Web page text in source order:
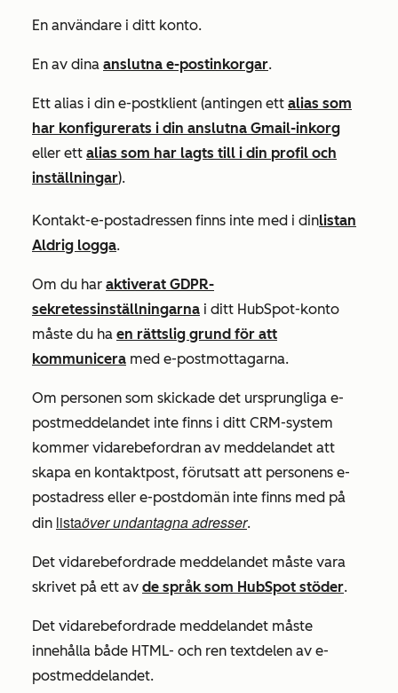
En användare i ditt konto.
En av dina anslutna e-postinkorgar.
Ett alias i din e-postklient (antingen ett alias som
har konfigurerats i din anslutna Gmail-inkorg
eller ett alias som har lagts till i din profil och
inställningar).
Kontakt-e-postadressen finns inte med i dinlistan
Aldrig logga.
Om du har aktiverat GDPR-
sekretessinställningarna i ditt HubSpot-konto
måste du ha en rättslig grund för att
kommunicera med e-postmottagarna.
Om personen som skickade det ursprungliga e-
postmeddelandet inte finns i ditt CRM-system
kommer vidarebefordran av meddelandet att
skapa en kontaktpost, förutsatt att personens e-
postadress eller e-postdomän inte finns med på
din listaöver undantagna adresser.
Det vidarebefordrade meddelandet måste vara
skrivet på ett av de språk som HubSpot stöder.
Det vidarebefordrade meddelandet måste
innehålla både HTML- och ren textdelen av e-
postmeddelandet.